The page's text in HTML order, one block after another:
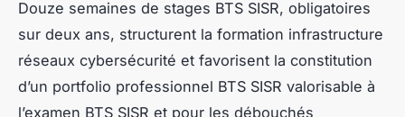
Douze semaines de stages BTS SISR, obligatoires
sur deux ans, structurent la formation infrastructure
réseaux cybersécurité et favorisent la constitution
d’un portfolio professionnel BTS SISR valorisable à
l’examen BTS SISR et pour les débouchés